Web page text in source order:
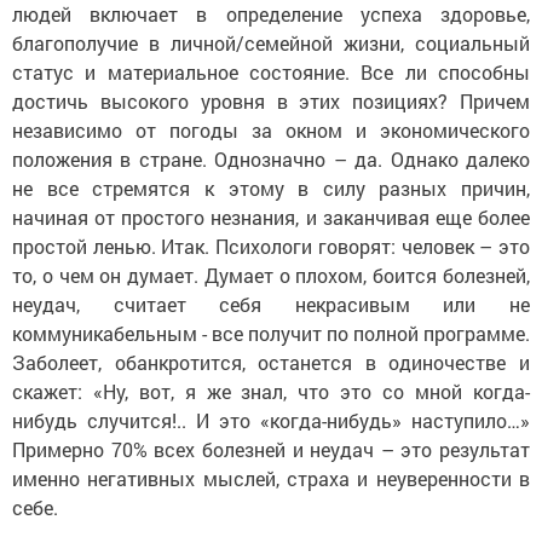
людей включает в определение успеха здоровье,
благополучие в личной/семейной жизни, социальный
статус и материальное состояние. Все ли способны
достичь высокого уровня в этих позициях? Причем
независимо от погоды за окном и экономического
положения в стране. Однозначно – да. Однако далеко
не все стремятся к этому в силу разных причин,
начиная от простого незнания, и заканчивая еще более
простой ленью. Итак. Психологи говорят: человек – это
то, о чем он думает. Думает о плохом, боится болезней,
неудач, считает себя некрасивым или не
коммуникабельным - все получит по полной программе.
Заболеет, обанкротится, останется в одиночестве и
скажет: «Ну, вот, я же знал, что это со мной когда-
нибудь случится!.. И это «когда-нибудь» наступило…»
Примерно 70% всех болезней и неудач – это результат
именно негативных мыслей, страха и неуверенности в
себе.